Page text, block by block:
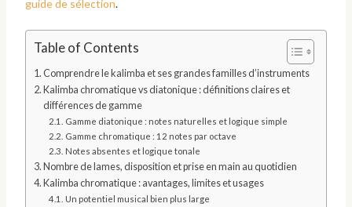
guide de sélection.
Table of Contents
Comprendre le kalimba et ses grandes familles d’instruments
Kalimba chromatique vs diatonique : définitions claires et
différences de gamme
Gamme diatonique : notes naturelles et logique simple
Gamme chromatique : 12 notes par octave
Notes absentes et logique tonale
Nombre de lames, disposition et prise en main au quotidien
Kalimba chromatique : avantages, limites et usages
Un potentiel musical bien plus large